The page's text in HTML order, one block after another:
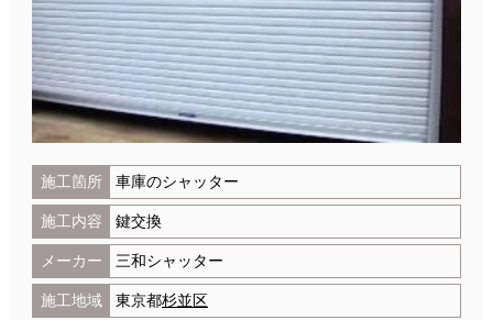
施工箇所 車庫のシャッター
施工内容 鍵交換
メーカー 三和シャッター
施工地域 東京都杉並区